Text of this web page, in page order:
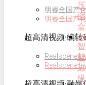
明睿全国产
明睿全国产
超高清视频·编
Realscene
Realscene
压
缩
盒
智
能
边
缘